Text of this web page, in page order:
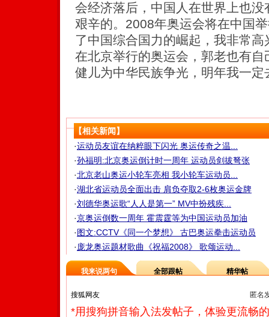
会经济落后，中国人在世界上也
艰辛的。2008年奥运会将在中国
了中国综合国力的崛起，我非常高
在北京举行的奥运会，郭老也有自
健儿为中华民族争光，明年我一定
【相关新闻】
·运动员友谊在纳粹眼下闪光 奥运传奇之温...
·孙福明:北京奥运倒计时一周年 运动员剑拔弩张
·北京老山奥运小轮车亮相 我小轮车运动员...
·湖北省运动员全面出击 肩负夺取2-6枚奥运金牌
·刘德华奥运歌“人人是第一” MV中扮残疾...
·京奥运倒数一周年 霍震霆等为中国运动员加油
·图文:CCTV《同一个梦想》 古巴奥运拳击运动员
· 庞龙奥运题材歌曲《祝福2008》 歌颂运动...
我来说两句 全部跟帖 精华帖
匿名
*用搜狗拼音输入法发帖子，体验更流畅